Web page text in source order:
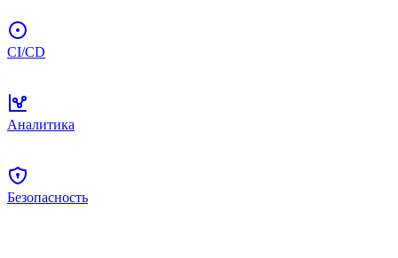
CI/CD
Аналитика
Безопасность